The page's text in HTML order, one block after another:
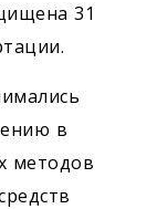
31
в
методов